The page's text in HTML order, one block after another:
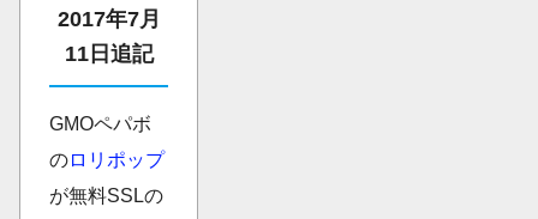
2017年7月
11日追記
GMOペパボ
のロリポップ
が無料SSLの